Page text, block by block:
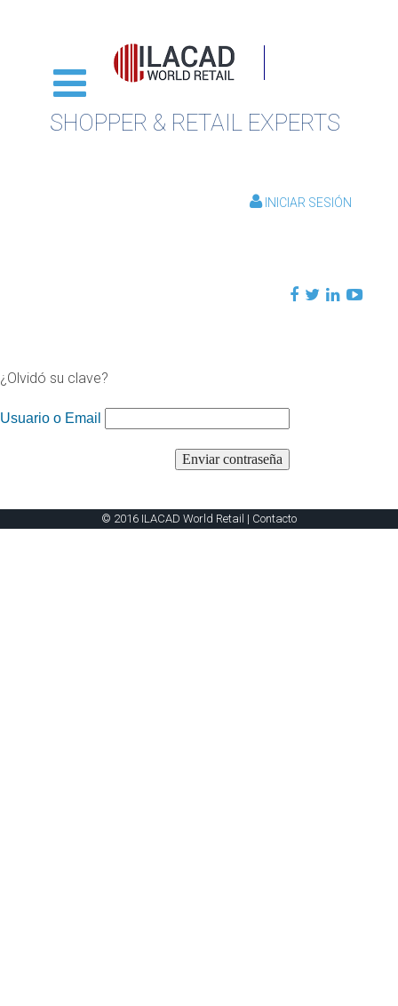
SHOPPER & RETAIL EXPERTS
INICIAR SESIÓN
¿Olvidó su clave?
Usuario o Email
© 2016 ILACAD World Retail | Contacto